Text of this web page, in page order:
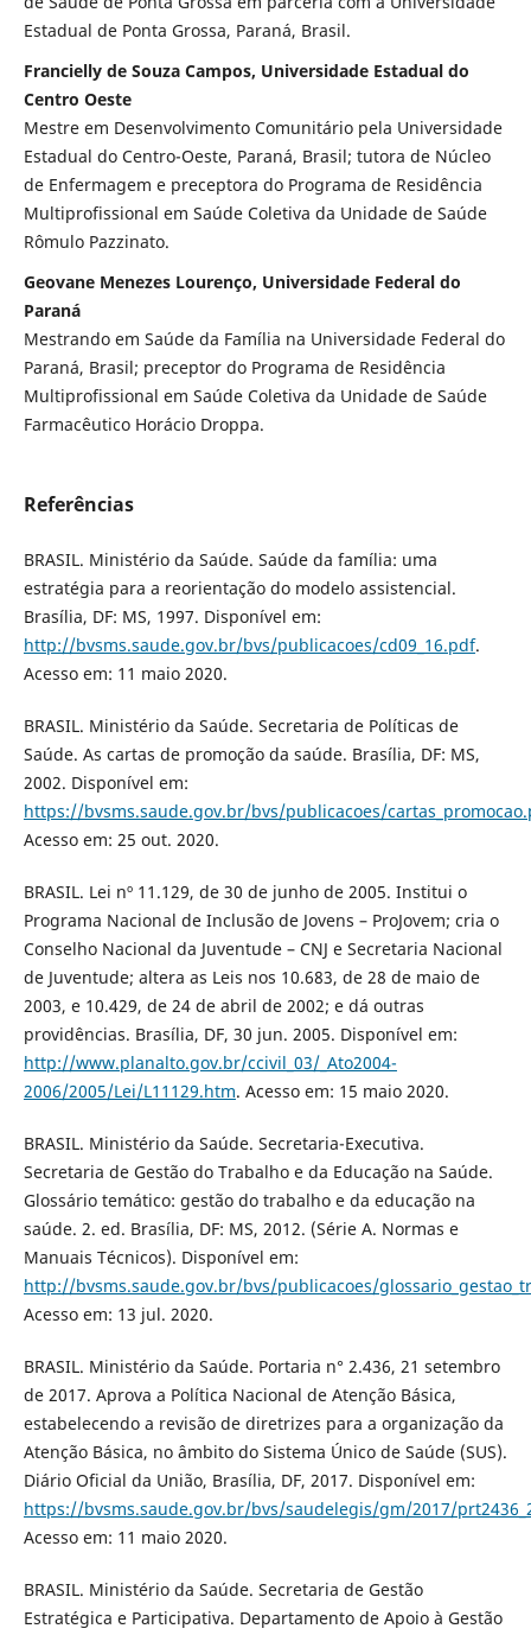
Estadual de Ponta Grossa, Paraná, Brasil.
Francielly de Souza Campos, Universidade Estadual do
Centro Oeste
Mestre em Desenvolvimento Comunitário pela Universidade
Estadual do Centro-Oeste, Paraná, Brasil; tutora de Núcleo
de Enfermagem e preceptora do Programa de Residência
Multiprofissional em Saúde Coletiva da Unidade de Saúde
Rômulo Pazzinato.
Geovane Menezes Lourenço, Universidade Federal do
Paraná
Mestrando em Saúde da Família na Universidade Federal do
Paraná, Brasil; preceptor do Programa de Residência
Multiprofissional em Saúde Coletiva da Unidade de Saúde
Farmacêutico Horácio Droppa.
Referências
BRASIL. Ministério da Saúde. Saúde da família: uma
estratégia para a reorientação do modelo assistencial.
Brasília, DF: MS, 1997. Disponível em:
http://bvsms.saude.gov.br/bvs/publicacoes/cd09_16.pdf.
Acesso em: 11 maio 2020.
BRASIL. Ministério da Saúde. Secretaria de Políticas de
Saúde. As cartas de promoção da saúde. Brasília, DF: MS,
2002. Disponível em:
https://bvsms.saude.gov.br/bvs/publicacoes/
Acesso em: 25 out. 2020.
BRASIL. Lei nº 11.129, de 30 de junho de 2005. Institui o
Programa Nacional de Inclusão de Jovens – ProJovem; cria o
Conselho Nacional da Juventude – CNJ e Secretaria Nacional
de Juventude; altera as Leis nos 10.683, de 28 de maio de
2003, e 10.429, de 24 de abril de 2002; e dá outras
providências. Brasília, DF, 30 jun. 2005. Disponível em:
http://www.planalto.gov.br/ccivil_03/_Ato2004-
2006/2005/Lei/L11129.htm. Acesso em: 15 maio 2020.
BRASIL. Ministério da Saúde. Secretaria-Executiva.
Secretaria de Gestão do Trabalho e da Educação na Saúde.
Glossário temático: gestão do trabalho e da educação na
saúde. 2. ed. Brasília, DF: MS, 2012. (Série A. Normas e
Manuais Técnicos). Disponível em:
http://bvsms.saude.gov.br/bvs/publicacoes/
Acesso em: 13 jul. 2020.
BRASIL. Ministério da Saúde. Portaria n° 2.436, 21 setembro
de 2017. Aprova a Política Nacional de Atenção Básica,
estabelecendo a revisão de diretrizes para a organização da
Atenção Básica, no âmbito do Sistema Único de Saúde (SUS).
Diário Oficial da União, Brasília, DF, 2017. Disponível em:
https://bvsms.saude.gov.br/bvs/saudelegis/gm/2017/
Acesso em: 11 maio 2020.
BRASIL. Ministério da Saúde. Secretaria de Gestão
Estratégica e Participativa. Departamento de Apoio à Gestão